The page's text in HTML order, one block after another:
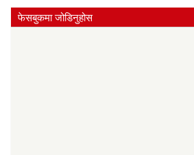
फेसबुकमा जोडिनुहोस